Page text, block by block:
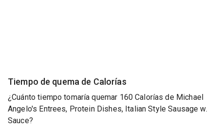
Tiempo de quema de Calorías
¿Cuánto tiempo tomaría quemar 160 Calorías de Michael
Angelo's Entrees, Protein Dishes, Italian Style Sausage w.
Sauce?